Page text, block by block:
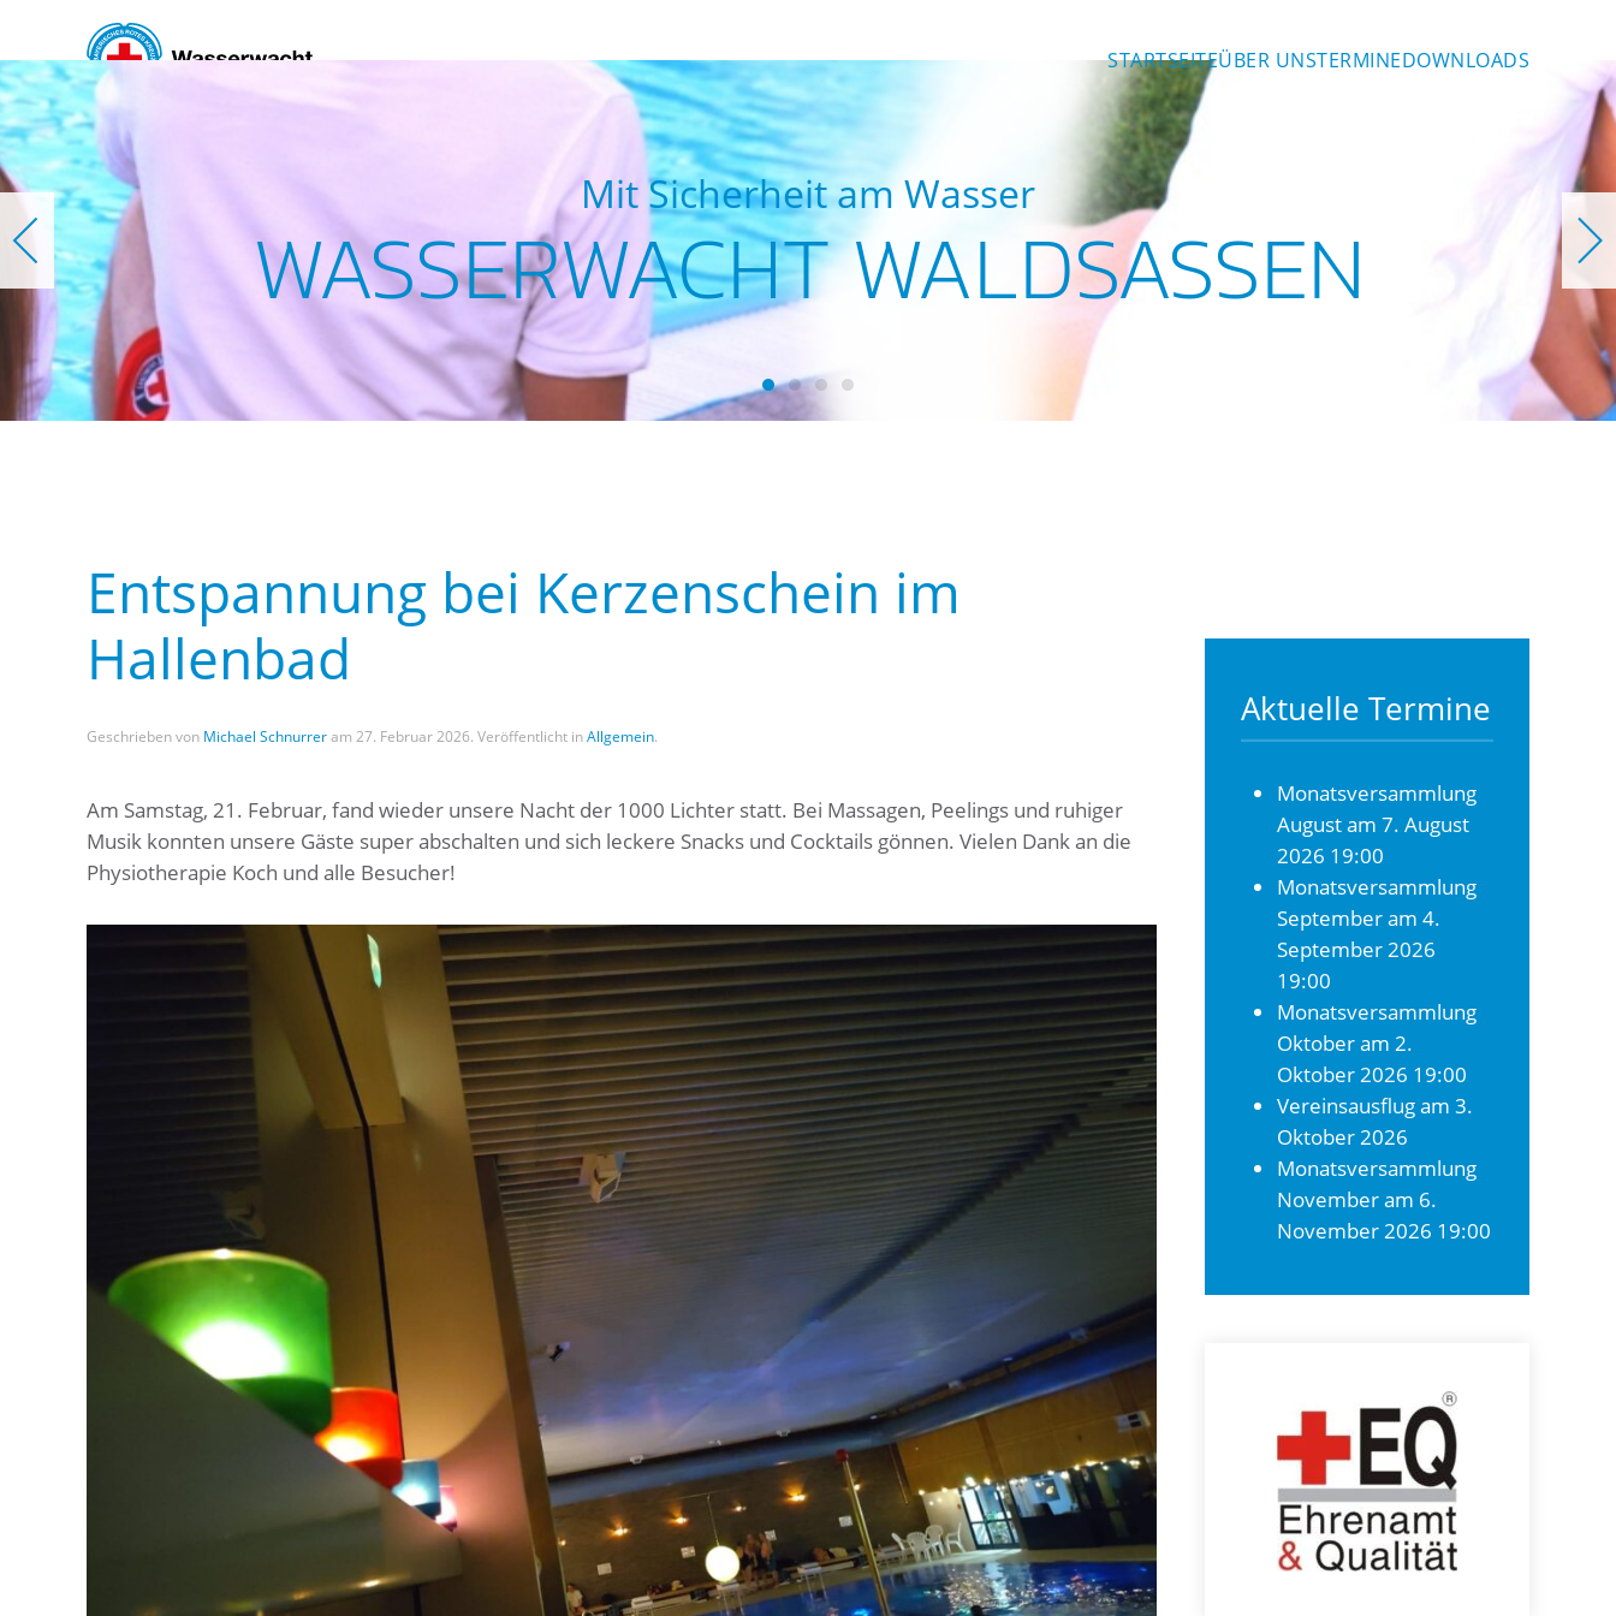
Skip to main content STARTSEITEÜBER UNSTERMINEDOWNLOADS
Mit Sicherheit am Wasser
WASSERWACHT WALDSASSEN
Wasserwacht Waldsassen
Wasserwacht Waldsassen
Wasserwacht Waldsassen
Wasserwacht Waldsassen
Entspannung bei Kerzenschein im
Hallenbad
Geschrieben von Michael Schnurreram 27. Februar 2026. Veröffentlicht inAllgemein.
Am Samstag, 21. Februar, fand wieder unsere Nacht der 1000 Lichter statt. Bei Massagen, Peelings und ruhiger
Musik konnten unsere Gäste super abschalten und sich leckere Snacks und Cocktails gönnen. Vielen Dank an die
Physiotherapie Koch und alle Besucher!
Aktuelle Termine
Monatsversammlung
Augustam 7. August
2026 19:00
Monatsversammlung
Septemberam 4.
September 2026
19:00
Monatsversammlung
Oktoberam 2.
Oktober 2026 19:00
Vereinsausflugam 3.
Oktober 2026
Monatsversammlung
Novemberam 6.
November 2026 19:00